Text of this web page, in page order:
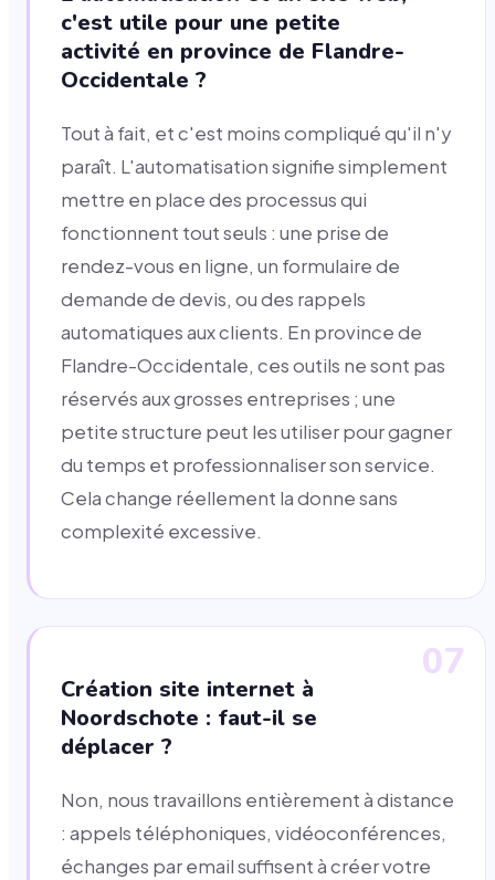
c'est utile pour une petite
activité en province de Flandre-
Occidentale ?
Tout à fait, et c'est moins compliqué qu'il n'y
paraît. L'automatisation signifie simplement
mettre en place des processus qui
fonctionnent tout seuls : une prise de
rendez-vous en ligne, un formulaire de
demande de devis, ou des rappels
automatiques aux clients. En province de
Flandre-Occidentale, ces outils ne sont pas
réservés aux grosses entreprises ; une
petite structure peut les utiliser pour gagner
du temps et professionnaliser son service.
Cela change réellement la donne sans
complexité excessive.
07
Création site internet à
Noordschote : faut-il se
déplacer ?
Non, nous travaillons entièrement à distance
: appels téléphoniques, vidéoconférences,
échanges par email suffisent à créer votre